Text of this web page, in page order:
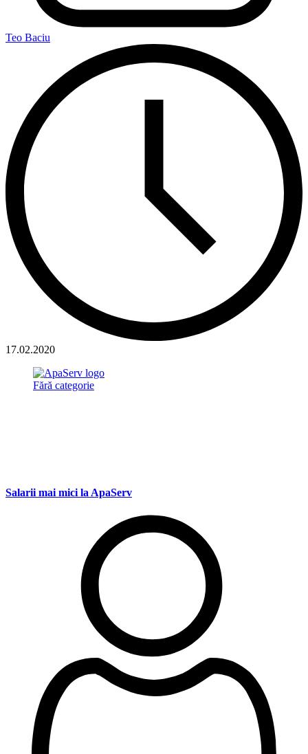
Teo Baciu
17.02.2020
Fără categorie
Salarii mai mici la ApaServ